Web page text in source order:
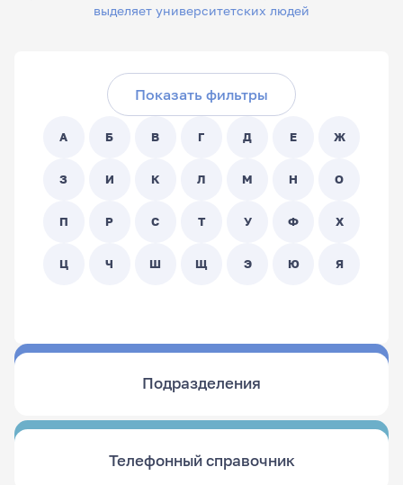
выделяет университетских людей
Показать фильтры
Поиск по ФИО сотрудника:
А Б В Г Д Е Ж
З И К Л М Н О
П Р С Т У Ф Х
Ц Ч Ш Щ Э Ю Я
Подразделения
Телефонный справочник